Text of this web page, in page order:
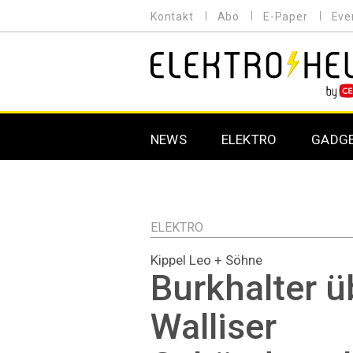
zum
MENU
Kontakt Abo E-Paper
MAIN NAVIGATION
NEWS ELEKTRO
ELEKTRO
Kippel Leo + Söhne
Burkhalter
Walliser